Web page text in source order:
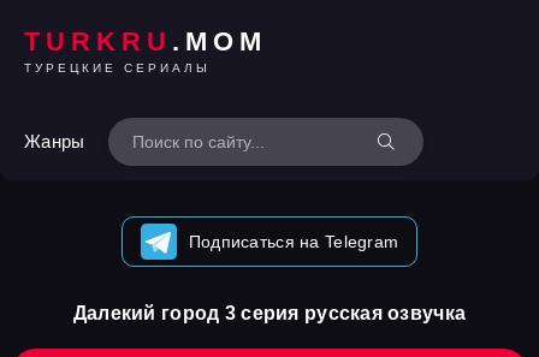
TURKRU .MOM
ТУРЕЦКИЕ СЕРИАЛЫ
Жанры
Подписаться на Telegram
Далекий город 3 серия русская озвучка